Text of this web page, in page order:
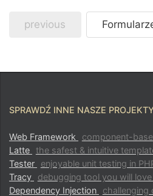
previous
SPRAWDŹ INNE NASZE
Web Framework
component-
Latte the safest & intuitive
Tester
enjoyable unit testing in
Tracy
debugging tool you will
Dependency Injection
challenging